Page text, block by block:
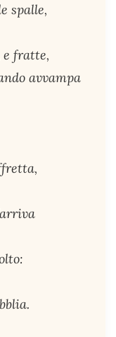
spalle,
e fratte,
avvampa